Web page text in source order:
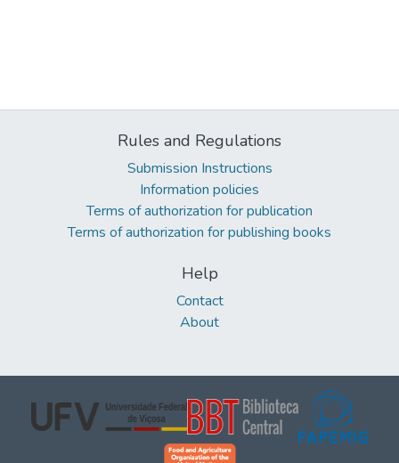
Rules and Regulations
Submission Instructions
Information policies
Terms of authorization for publication
Terms of authorization for publishing books
Help
Contact
About